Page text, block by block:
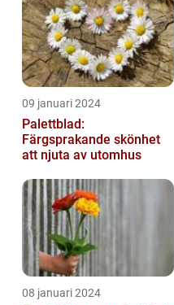
09 januari 2024
Palettblad:
Färgsprakande skönhet
att njuta av utomhus
08 januari 2024